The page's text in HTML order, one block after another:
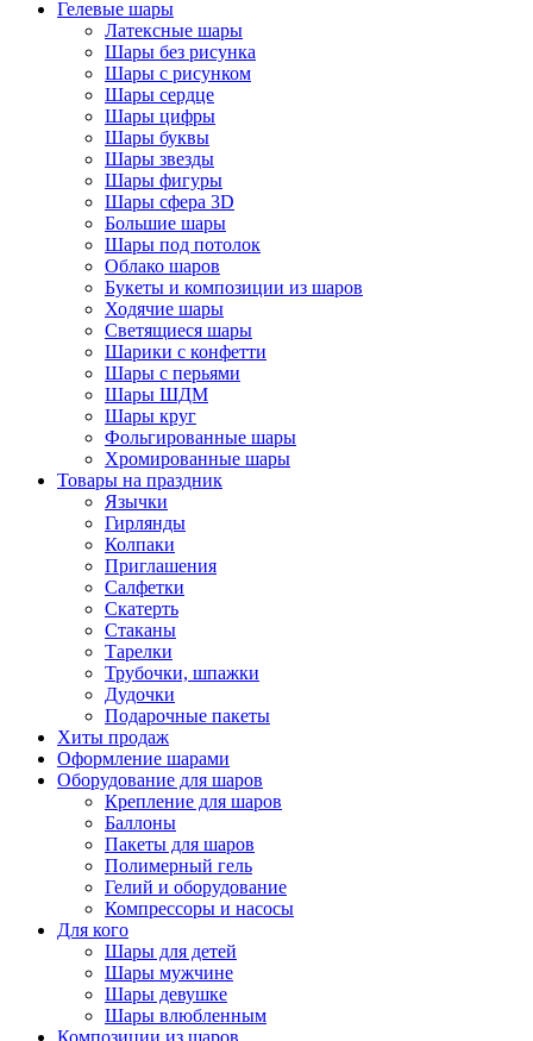
Гелевые шары
Латексные шары
Шары без рисунка
Шары с рисунком
Шары сердце
Шары цифры
Шары буквы
Шары звезды
Шары фигуры
Шары сфера 3D
Большие шары
Шары под потолок
Облако шаров
Букеты и композиции из шаров
Ходячие шары
Светящиеся шары
Шарики с конфетти
Шары с перьями
Шары ШДМ
Шары круг
Фольгированные шары
Хромированные шары
Товары на праздник
Язычки
Гирлянды
Колпаки
Приглашения
Салфетки
Скатерть
Стаканы
Тарелки
Трубочки, шпажки
Дудочки
Подарочные пакеты
Хиты продаж
Оформление шарами
Оборудование для шаров
Крепление для шаров
Баллоны
Пакеты для шаров
Полимерный гель
Гелий и оборудование
Компрессоры и насосы
Для кого
Шары для детей
Шары мужчине
Шары девушке
Шары влюбленным
Композиции из шаров